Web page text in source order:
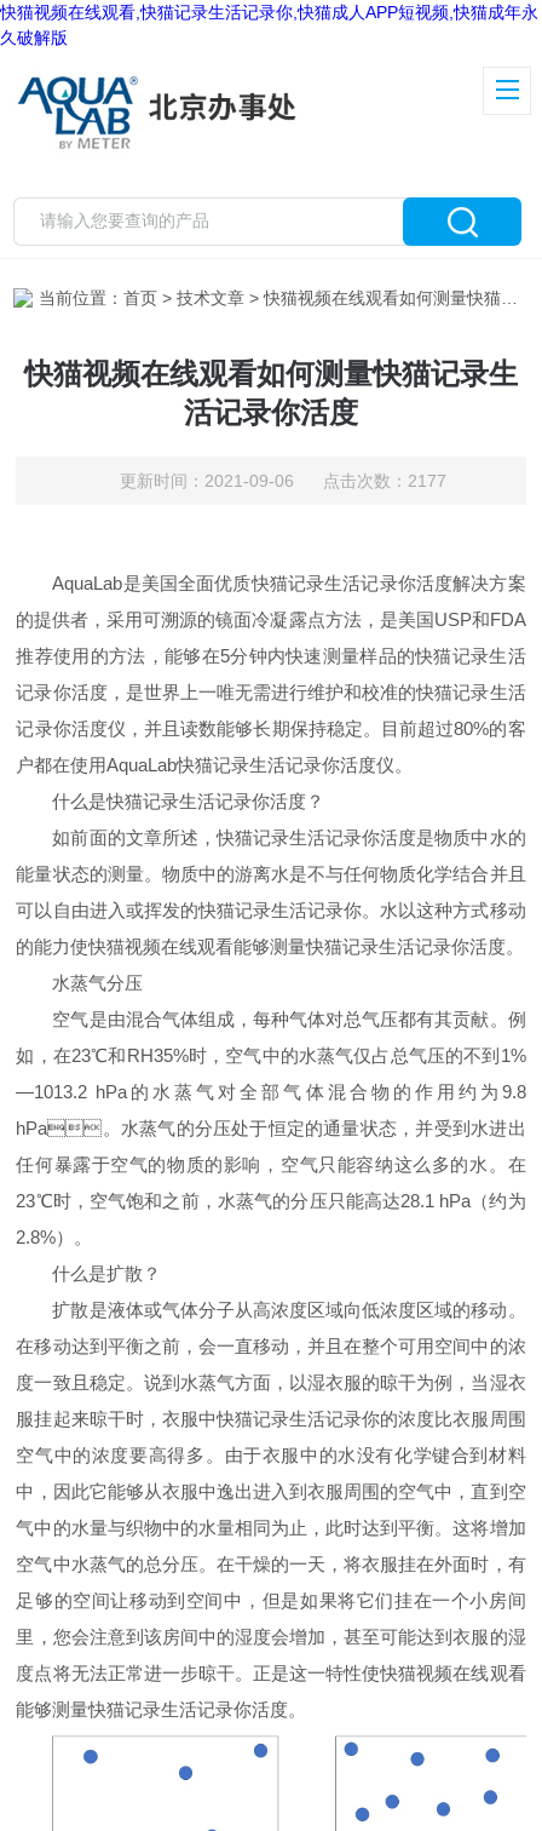
快猫视频在线观看,快猫记录生活记录你,快猫成人APP短视频,快猫成年永
久破解版
当前位置：首页 >技术文章 > 快猫视频在线观看如何测量快猫记录生活记录你活度
快猫视频在线观看如何测量快猫记录生
活记录你活度
更新时间：2021-09-06 点击次数：2177
AquaLab是美国全面优质快猫记录生活记录你活度解决方案
的提供者，采用可溯源的镜面冷凝露点方法，是美国USP和FDA
推荐使用的方法，能够在5分钟内快速测量样品的快猫记录生活
记录你活度，是世界上一唯无需进行维护和校准的快猫记录生活
记录你活度仪，并且读数能够长期保持稳定。目前超过80%的客
户都在使用AquaLab快猫记录生活记录你活度仪。
什么是快猫记录生活记录你活度？
如前面的文章所述，快猫记录生活记录你活度是物质中水的
能量状态的测量。物质中的游离水是不与任何物质化学结合并且
可以自由进入或挥发的快猫记录生活记录你。水以这种方式移动
的能力使快猫视频在线观看能够测量快猫记录生活记录你活度。
水蒸气分压
空气是由混合气体组成，每种气体对总气压都有其贡献。例
如，在23℃和RH35%时，空气中的水蒸气仅占总气压的不到 1%
—1013.2 hPa 的水蒸气对全部气体混合物的作用约为 9.8
hPa。水蒸气的分压处于恒定的通量状态，并受到水进出
任何暴露于空气的物质的影响，空气只能容纳这么多的水。在
23℃时，空气饱和之前，水蒸气的分压只能高达28.1 hPa （约为
2.8%）。
什么是扩散？
扩散是液体或气体分子从高浓度区域向低浓度区域的移动。
在移动达到平衡之前，会一直移动，并且在整个可用空间中的浓
度一致且稳定。说到水蒸气方面，以湿衣服的晾干为例，当湿衣
服挂起来晾干时，衣服中快猫记录生活记录你的浓度比衣服周围
空气中的浓度要高得多。由于衣服中的水没有化学键合到材料
中，因此它能够从衣服中逸出进入到衣服周围的空气中，直到空
气中的水量与织物中的水量相同为止，此时达到平衡。这将增加
空气中水蒸气的总分压。在干燥的一天，将衣服挂在外面时，有
足够的空间让移动到空间中，但是如果将它们挂在一个小房间
里，您会注意到该房间中的湿度会增加，甚至可能达到衣服的湿
度点将无法正常进一步晾干。正是这一特性使快猫视频在线观看
能够测量快猫记录生活记录你活度。